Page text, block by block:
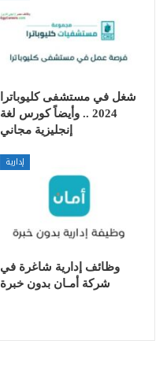
شغل في مستشفى كليوباترا
2024 .. وأيضاً كورس لغة
إنجليزية مجاني
إدارية
وظائف إدارية شاغرة في
شركة أمـان بدون خبرة